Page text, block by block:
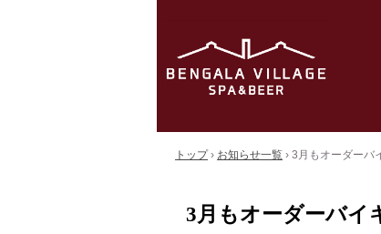
トップ › お知らせ一覧 › 3月もオーダーバ
3月もオーダーバイ